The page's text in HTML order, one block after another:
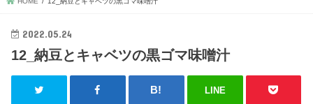
2022.05.24
12_納豆とキャベツの黒ゴマ味噌汁
LINE